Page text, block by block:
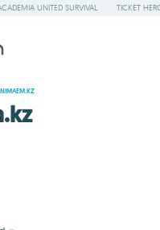
UNITED SURVIVAL TICKET